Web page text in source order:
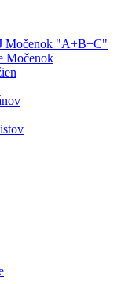
Močenok "A+B+C"
Močenok